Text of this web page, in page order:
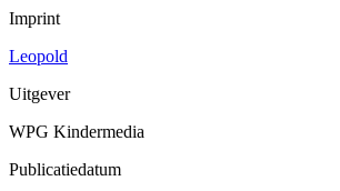
Imprint
Leopold
Uitgever
WPG Kindermedia
Publicatiedatum